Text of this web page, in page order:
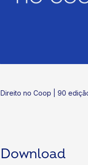
Direito no Coop | 90
Download